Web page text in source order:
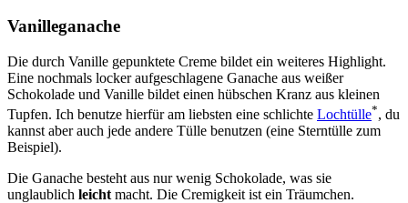
Vanilleganache
Die durch Vanille gepunktete Creme bildet ein weiteres Highlight.
Eine nochmals locker aufgeschlagene Ganache aus weißer
Schokolade und Vanille bildet einen hübschen Kranz aus kleinen
Tupfen. Ich benutze hierfür am liebsten eine schlichte Lochtülle*, du
kannst aber auch jede andere Tülle benutzen (eine Sterntülle zum
Beispiel).
Die Ganache besteht aus nur wenig Schokolade, was sie
unglaublich leicht macht. Die Cremigkeit ist ein Träumchen.